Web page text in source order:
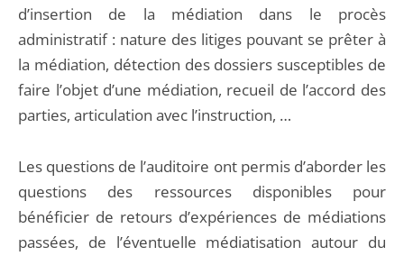
d’insertion de la médiation dans le procès
administratif : nature des litiges pouvant se prêter à
la médiation, détection des dossiers susceptibles de
faire l’objet d’une médiation, recueil de l’accord des
parties, articulation avec l’instruction, …
Les questions de l’auditoire ont permis d’aborder les
questions des ressources disponibles pour
bénéficier de retours d’expériences de médiations
passées, de l’éventuelle médiatisation autour du